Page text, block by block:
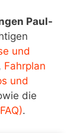
Paul-
und
Fahrplan
und
die
.